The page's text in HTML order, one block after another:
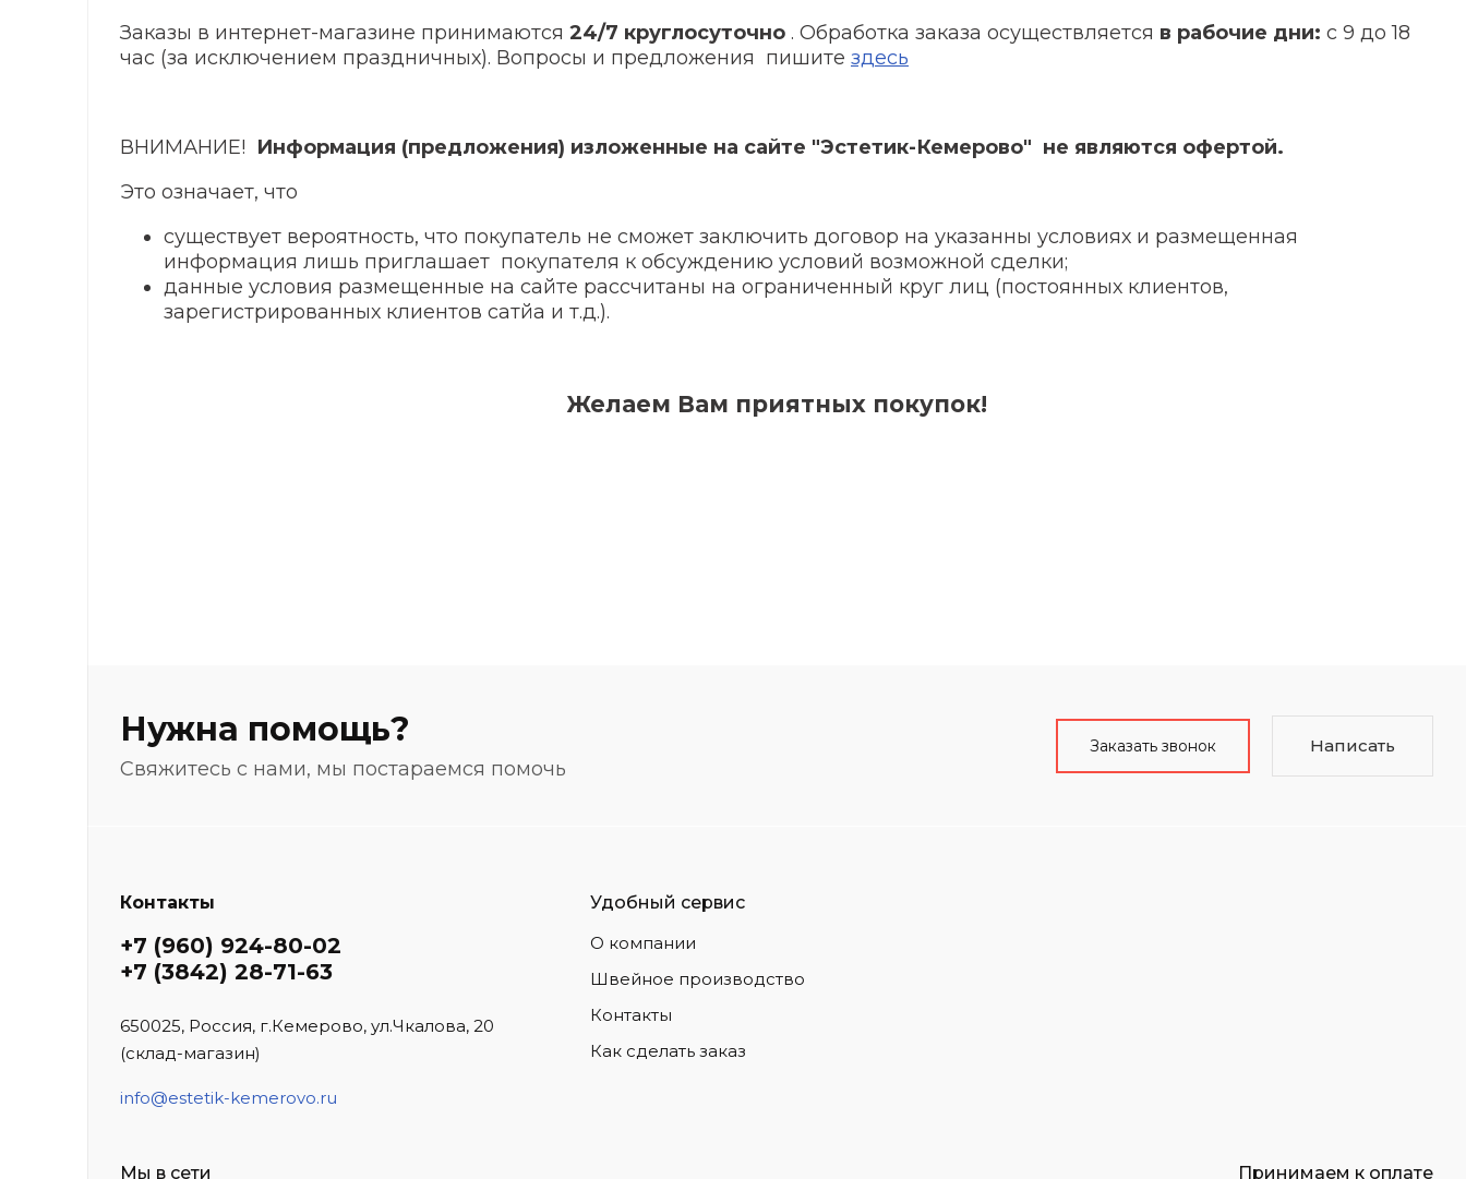
Заказы в интернет-магазине принимаются 24/7 круглосуточно . Обработка заказа осуществляется в рабочие дни: с 9 до 18
час (за исключением праздничных). Вопросы и предложения пишите здесь
ВНИМАНИЕ! Информация (предложения) изложенные на сайте "Эстетик-Кемерово" не являются офертой.
Это означает, что
существует вероятность, что покупатель не сможет заключить договор на указанны условиях и размещенная
информация лишь приглашает покупателя к обсуждению условий возможной сделки;
данные условия размещенные на сайте рассчитаны на ограниченный круг лиц (постоянных клиентов,
зарегистрированных клиентов сатйа и т.д.).
Желаем Вам приятных покупок!
Нужна помощь?
Свяжитесь с нами, мы постараемся помочь
Заказать звонок Написать
Контакты
+7 (960) 924-80-02
+7 (3842) 28-71-63
650025, Россия, г.Кемерово, ул.Чкалова, 20
(склад-магазин)
info@estetik-kemerovo.ru
Удобный сервис
О компании
Швейное производство
Контакты
Как сделать заказ
Мы в сети Принимаем к оплате